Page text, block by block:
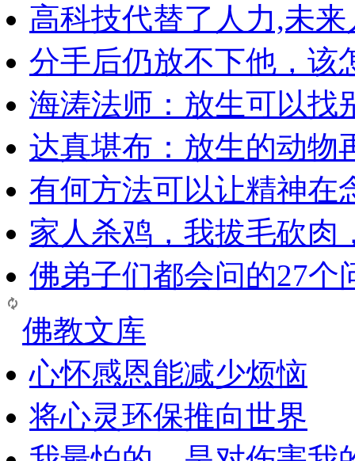
高科技代替了人力,未
分手后仍放不下他，该
海涛法师：放生可以找
达真堪布：放生的动物
有何方法可以让精神在
家人杀鸡，我拔毛砍肉
佛弟子们都会问的27个
佛教文库
心怀感恩能减少烦恼
将心灵环保推向世界